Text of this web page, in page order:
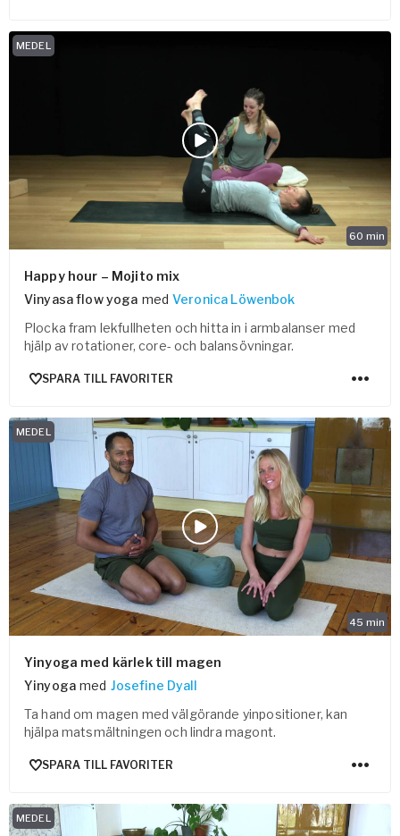
60 min
MEDEL
Happy hour – Mojito mix
Vinyasa flow yoga med Veronica Löwenbok
Plocka fram lekfullheten och hitta in i armbalanser med
hjälp av rotationer, core- och balansövningar.
SPARA TILL FAVORITER
45 min
MEDEL
Yinyoga med kärlek till magen
Yinyoga med Josefine Dyall
Ta hand om magen med välgörande yinpositioner, kan
hjälpa matsmältningen och lindra magont.
SPARA TILL FAVORITER
MEDEL